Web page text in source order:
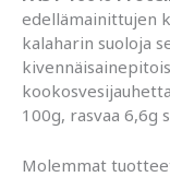
edellämainittujen
kalaharin suoloja
100g, rasvaa 6,6g
Molemmat